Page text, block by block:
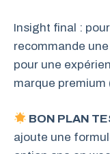
Insight final :
recommande
pour une
marque premium
BON PLAN
ajoute une